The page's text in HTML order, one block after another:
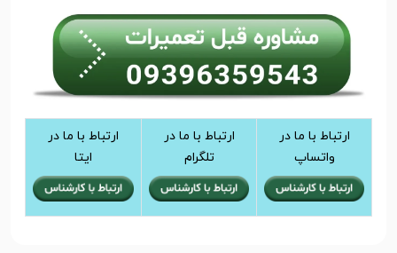
ارتباط با ما در
واتساپ
ارتباط با ما در
تلگرام
ارتباط با ما در
ایتا